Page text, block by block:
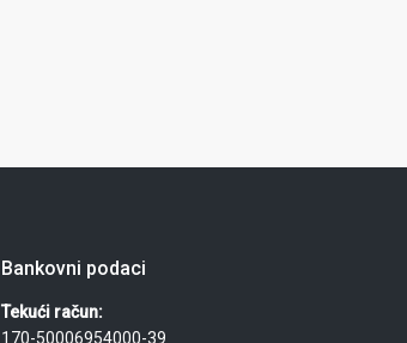
Bankovni podaci
Tekući račun:
170-50006954000-39